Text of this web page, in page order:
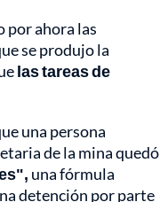
por ahora las
se produjo la
las tareas de
una persona
de la mina quedó
una fórmula
detención por parte